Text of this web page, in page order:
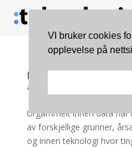
Herlig spillnostalgi med
av mai 3,
Urgammelt innen data
av forskjellige grunner,
og innen teknologi hvor
VI bruker cookies
opplevelse på